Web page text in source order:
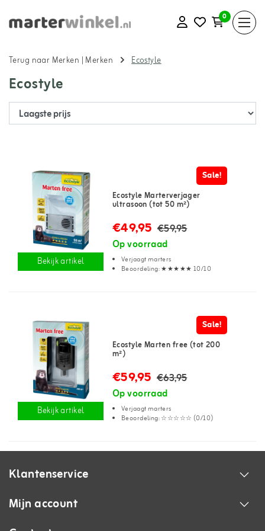
0
Terug naar Merken | Merken Ecostyle
Ecostyle
Bekijk artikel
Sale!
Ecostyle Marterverjager
ultrasoon (tot 50 m²)
€49,95 €59,95
Op voorraad
Verjaagt marters
Beoordeling: ★★★★★ 10/10
Bekijk artikel
Sale!
Ecostyle Marten free (tot 200
m²)
€59,95 €63,95
Op voorraad
Verjaagt marters
Beoordeling: ☆☆☆☆☆ (0/10)
Klantenservice
Mijn account